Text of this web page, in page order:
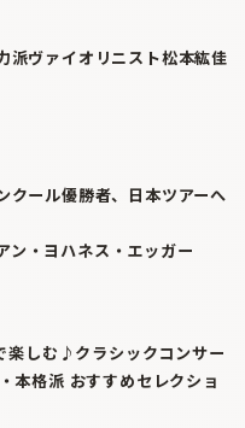
派ヴァイオリニスト松本紘佳
クール優勝者、日本ツアーへ
ン・ヨハネス・エッガー
楽しむ♪クラシックコンサー
本格派 おすすめセレクショ